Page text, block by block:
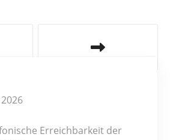
Erreichbarkeit der